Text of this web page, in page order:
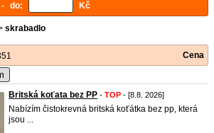
- do: Kč
skrabadlo
Cena
Britská koťata bez PP - TOP - [8.8. 2026]
Nabízím čistokrevná britská koťátka bez pp, která
jsou ...